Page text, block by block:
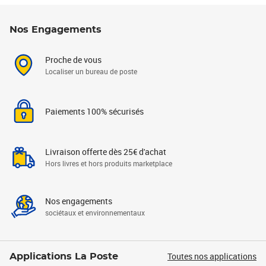
Nos Engagements
Proche de vous
Localiser un bureau de poste
Paiements 100% sécurisés
Livraison offerte dès 25€ d'achat
Hors livres et hors produits marketplace
Nos engagements
sociétaux et environnementaux
Applications La Poste Toutes nos applications